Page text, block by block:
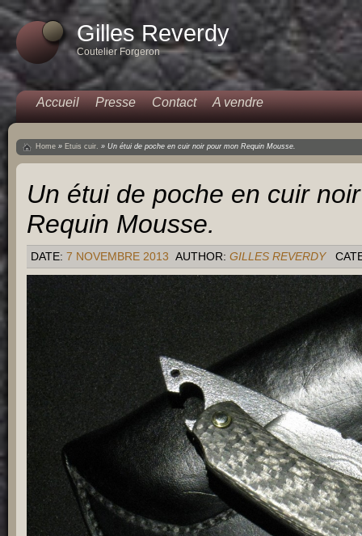
Gilles Reverdy
Coutelier Forgeron
Accueil Presse Contact A vendre
Home » Etuis cuir. » Un étui de poche en cuir noir pour mon Requin Mousse.
Un étui de poche en cuir
Requin Mousse.
DATE: 7 NOVEMBRE 2013 AUTHOR: GILLES REVERDY